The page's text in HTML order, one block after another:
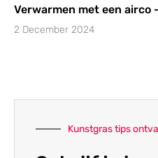
Verwarmen met een airco
2 December 2024
Kunstgras tips